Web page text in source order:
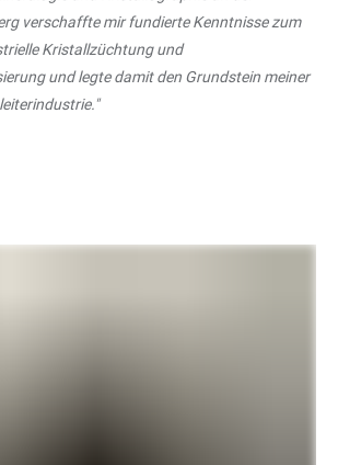
verschaffte mir fundierte Kenntnisse zum
Kristallzüchtung und
und legte damit den Grundstein meiner